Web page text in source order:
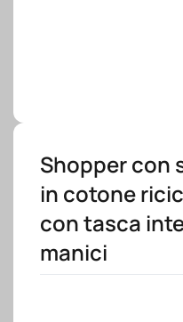
Shopper con
in cotone
con tasca
manici